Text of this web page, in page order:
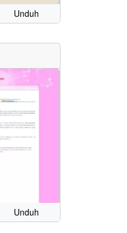
Unduh
Unduh